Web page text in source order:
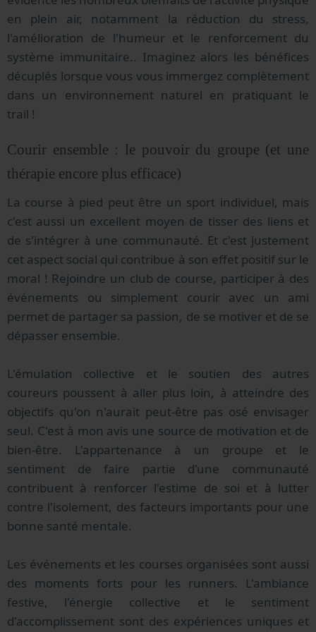
en plein air, notamment la réduction du stress,
l'amélioration de l'humeur et le renforcement du
système immunitaire.. Imaginez alors les bénéfices
décuplés lorsque vous vous immergez complètement
dans un environnement naturel en pratiquant le
trail !
Courir ensemble : le pouvoir du groupe (et une
thérapie encore plus efficace)
La course à pied peut être un sport individuel, mais
c'est aussi un excellent moyen de tisser des liens et
de s'intégrer à une communauté. Et c'est justement
cet aspect social qui contribue à son effet positif sur le
moral ! Rejoindre un club de course, participer à des
événements ou simplement courir avec un ami
permet de partager sa passion, de se motiver et de se
dépasser ensemble.
L'émulation collective et le soutien des autres
coureurs poussent à aller plus loin, à atteindre des
objectifs qu'on n'aurait peut-être pas osé envisager
seul. C'est à mon avis une source de motivation et de
bien-être. L'appartenance à un groupe et le
sentiment de faire partie d'une communauté
contribuent à renforcer l'estime de soi et à lutter
contre l'isolement, des facteurs importants pour une
bonne santé mentale.
Les événements et les courses organisées sont aussi
des moments forts pour les runners. L'ambiance
festive, l'énergie collective et le sentiment
d'accomplissement sont des expériences uniques et